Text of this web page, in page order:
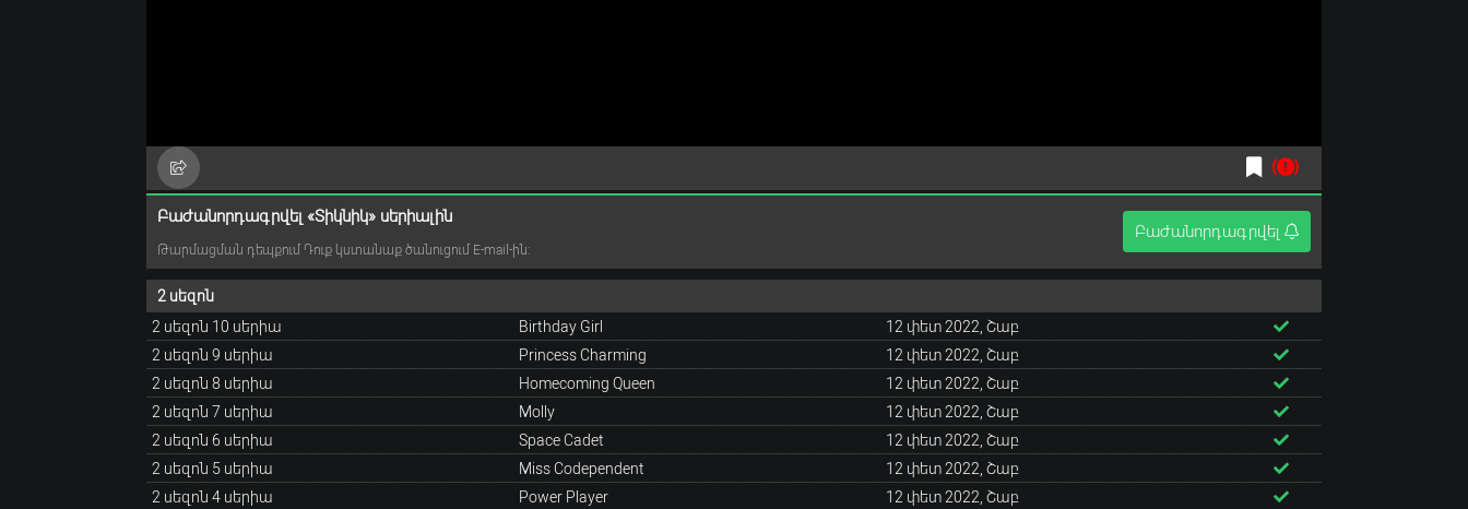
Բաժանորդագրվել «Տիկնիկ» սերիալին
Թարմացման դեպքում Դուք կստանաք ծանուցում E-mail-ին:
Բաժանորդագրվել
2 սեզոն
2 սեզոն 10 սերիա
Birthday Girl
12 փետ 2022, Շաբ
2 սեզոն 9 սերիա
Princess Charming
12 փետ 2022, Շաբ
2 սեզոն 8 սերիա
Homecoming Queen
12 փետ 2022, Շաբ
2 սեզոն 7 սերիա
Molly
12 փետ 2022, Շաբ
2 սեզոն 6 սերիա
Space Cadet
12 փետ 2022, Շաբ
2 սեզոն 5 սերիա
Miss Codependent
12 փետ 2022, Շաբ
2 սեզոն 4 սերիա
Power Player 12 փետ 2022, Շաբ